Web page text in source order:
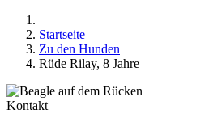
Startseite
Zu den Hunden
Rüde Rilay, 8 Jahre
Kontakt